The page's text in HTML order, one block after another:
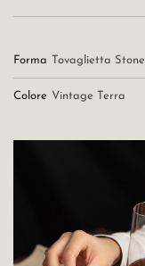
Forma Tovaglietta Stone
Colore Vintage Terra